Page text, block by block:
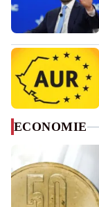
ECONOMIE